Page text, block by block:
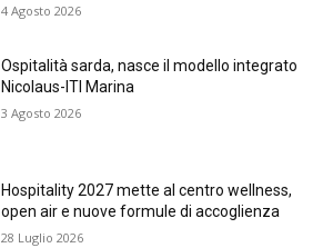
4 Agosto 2026
Ospitalità sarda, nasce il modello integrato
Nicolaus-ITI Marina
3 Agosto 2026
Hospitality 2027 mette al centro wellness,
open air e nuove formule di accoglienza
28 Luglio 2026